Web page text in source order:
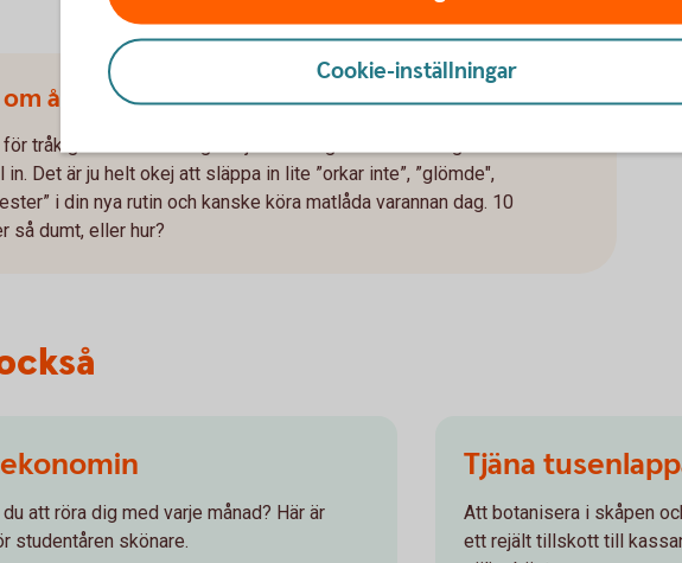
året på matlåda varannan dag
tråkigt att behöva säga hejdå till krog och restaurang så
Det är ju helt okej att släppa in lite ”orkar inte”, ”glömde",
i din nya rutin och kanske köra matlåda varannan dag. 10
så dumt, eller hur?
att röra dig med varje månad? Här är
studentåren skönare.
Tjäna
Att botanisera i skåpen
ett rejält tillskott till
Cookie-inställningar